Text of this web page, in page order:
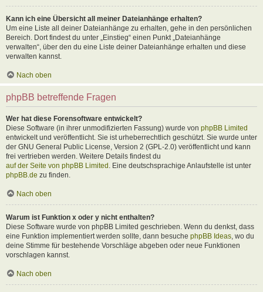
Kann ich eine Übersicht all meiner Dateianhänge erhalten?
Um eine Liste all deiner Dateianhänge zu erhalten, gehe in den persönlichen
Bereich. Dort findest du unter „Einstieg“ einen Punkt „Dateianhänge
verwalten“, über den du eine Liste deiner Dateianhänge erhalten und diese
verwalten kannst.
Nach oben
phpBB betreffende Fragen
Wer hat diese Forensoftware entwickelt?
Diese Software (in ihrer unmodifizierten Fassung) wurde von phpBB Limited
entwickelt und veröffentlicht. Sie ist urheberrechtlich geschützt. Sie wurde unter
der GNU General Public License, Version 2 (GPL-2.0) veröffentlicht und kann
frei vertrieben werden. Weitere Details findest du
auf der Seite von phpBB Limited . Eine deutschsprachige Anlaufstelle ist unter
phpBB.de zu finden.
Nach oben
Warum ist Funktion x oder y nicht enthalten?
Diese Software wurde von phpBB Limited geschrieben. Wenn du denkst, dass
eine Funktion implementiert werden sollte, dann besuche phpBB Ideas , wo du
deine Stimme für bestehende Vorschläge abgeben oder neue Funktionen
vorschlagen kannst.
Nach oben